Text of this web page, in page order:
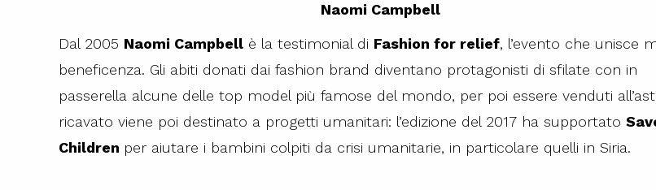
Naomi Campbell
Dal 2005 Naomi Campbell è la testimonial di Fashion for relief, l’evento che unisce
beneficenza. Gli abiti donati dai fashion brand diventano protagonisti di sfilate con in
passerella alcune delle top model più famose del mondo, per poi essere venduti
ricavato viene poi destinato a progetti umanitari: l’edizione del 2017 ha supportato
Children per aiutare i bambini colpiti da crisi umanitarie, in particolare quelli in Siria.